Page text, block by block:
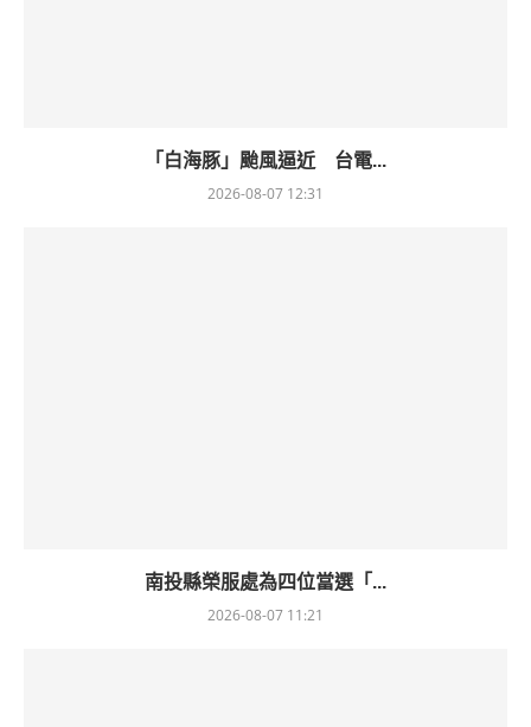
「白海豚」颱風逼近 台電...
2026-08-07 12:31
南投縣榮服處為四位當選「...
2026-08-07 11:21